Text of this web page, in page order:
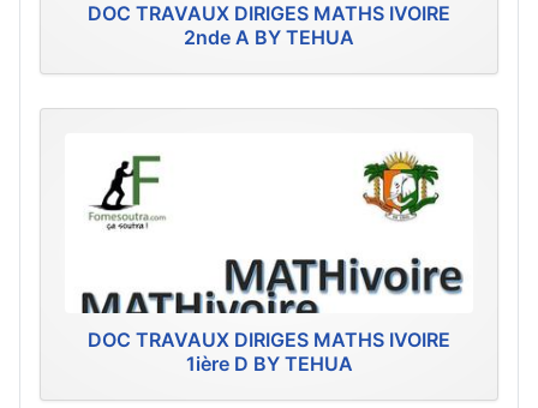
DOC TRAVAUX DIRIGES MATHS IVOIRE
2nde A BY TEHUA
DOC TRAVAUX DIRIGES MATHS IVOIRE
1ière D BY TEHUA